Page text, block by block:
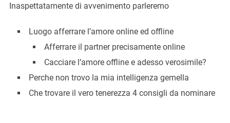
Inaspettatamente di avvenimento parleremo
Luogo afferrare l’amore online ed offline
Afferrare il partner precisamente online
Cacciare l’amore offline e adesso verosimile?
Perche non trovo la mia intelligenza gemella
Che trovare il vero tenerezza 4 consigli da nominare